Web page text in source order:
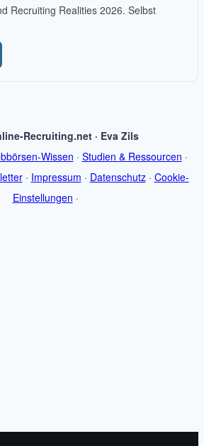
Recruiting Realities 2026. Selbst
Recruiting.net · Eva Zils
Wissen · Studien & Ressourcen ·
· Impressum · Datenschutz· Cookie-
Einstellungen ·